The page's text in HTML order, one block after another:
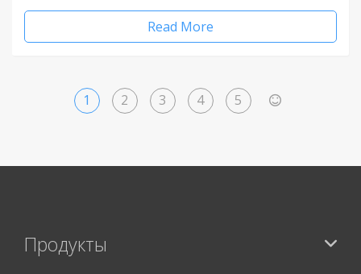
Read More
1 2 3 4 5
Продукты